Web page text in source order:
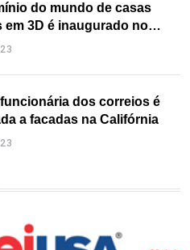
do mundo de casas
em 3D é inaugurado no
dos correios é
a facadas na Califórnia